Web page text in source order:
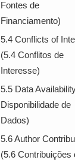
Fontes de
Financiamento)
5.4 Conflicts of
(5.4 Conflitos de
Interesse)
5.5 Data
Disponibilidade de
Dados)
5.6 Author
(5.6 Contribuições